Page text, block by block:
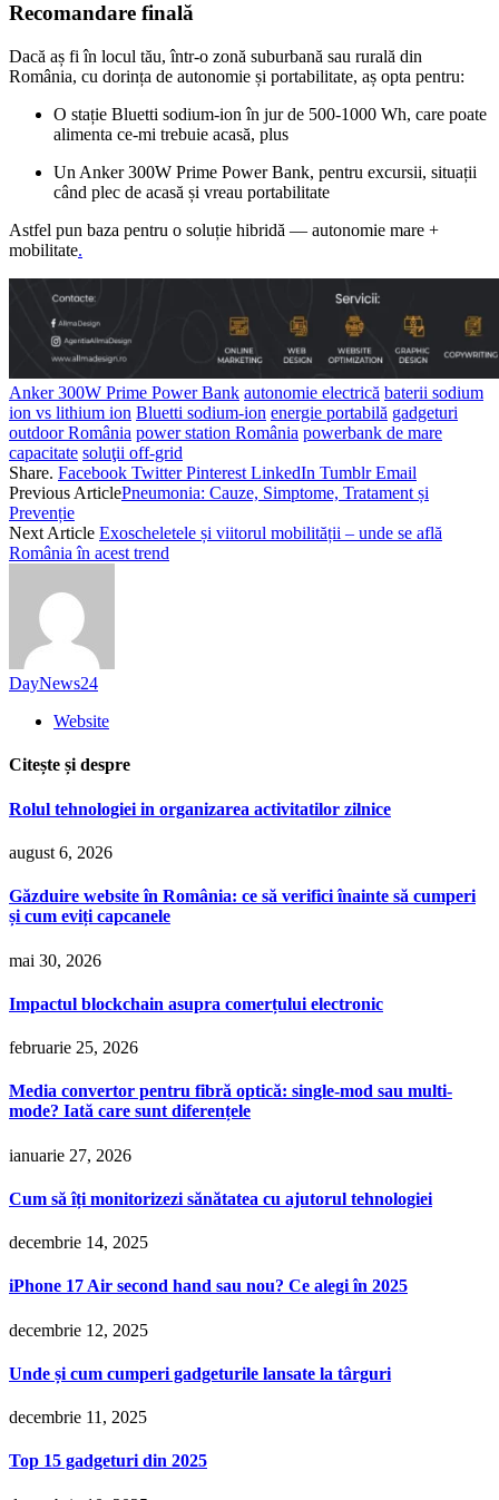
Recomandare finală
Dacă aș fi în locul tău, într‑o zonă suburbană sau rurală din
România, cu dorința de autonomie și portabilitate, aș opta pentru:
O stație Bluetti sodium‑ion în jur de 500‑1000 Wh, care poate
alimenta ce-mi trebuie acasă, plus
Un Anker 300W Prime Power Bank, pentru excursii, situații
când plec de acasă și vreau portabilitate
Astfel pun baza pentru o soluție hibridă — autonomie mare +
mobilitate.
Anker 300W Prime Power Bank autonomie electrică baterii sodium
ion vs lithium ion Bluetti sodium‑ion energie portabilă gadgeturi
outdoor România power station România powerbank de mare
capacitate soluţii off‑grid
Share. Facebook Twitter Pinterest LinkedIn Tumblr Email
Previous ArticlePneumonia: Cauze, Simptome, Tratament și
Prevenție
Next Article Exoscheletele și viitorul mobilității – unde se află
România în acest trend
DayNews24
Website
Citește și despre
Rolul tehnologiei in organizarea activitatilor zilnice
august 6, 2026
Găzduire website în România: ce să verifici înainte să cumperi
și cum eviți capcanele
mai 30, 2026
Impactul blockchain asupra comerțului electronic
februarie 25, 2026
Media convertor pentru fibră optică: single-mod sau multi-
mode? Iată care sunt diferențele
ianuarie 27, 2026
Cum să îți monitorizezi sănătatea cu ajutorul tehnologiei
decembrie 14, 2025
iPhone 17 Air second hand sau nou? Ce alegi în 2025
decembrie 12, 2025
Unde și cum cumperi gadgeturile lansate la târguri
decembrie 11, 2025
Top 15 gadgeturi din 2025